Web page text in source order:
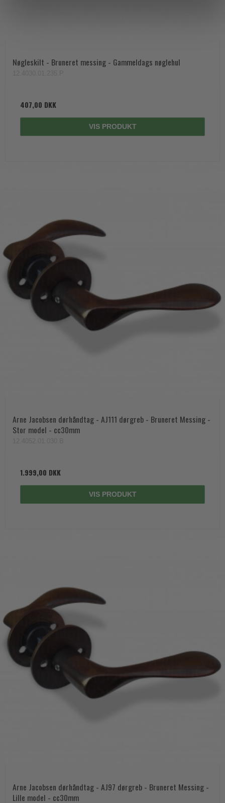
Nøgleskilt - Bruneret messing - Gammeldags nøglehul
407,00 DKK
VIS PRODUKT
Arne Jacobsen dørhåndtag - AJ111 dørgreb - Bruneret Messing -
Stor model - cc30mm
1.999,00 DKK
VIS PRODUKT
Arne Jacobsen dørhåndtag - AJ97 dørgreb - Bruneret Messing -
Lille model - cc30mm